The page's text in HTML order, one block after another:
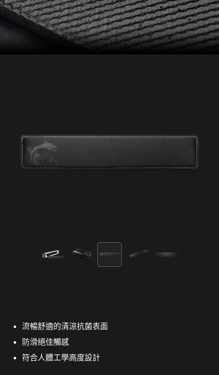
流暢舒適的清涼抗菌表面
防滑絕佳觸感
符合人體工學高度設計